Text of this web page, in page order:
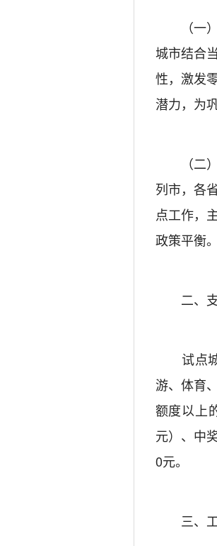
（一）
城市结合
性，激发
潜力，为
（二）
列市，各
点工作，
政策平衡
二、支
试点城
游、体育
额度以上
元）、中
0元。
三、工